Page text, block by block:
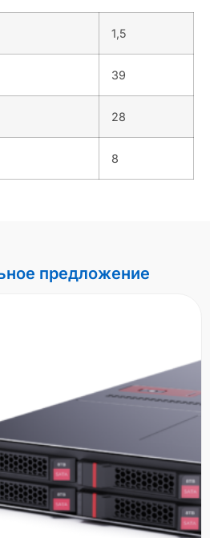
1,5
39
28
8
предложение